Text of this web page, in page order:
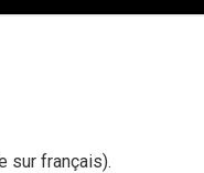
sur français).